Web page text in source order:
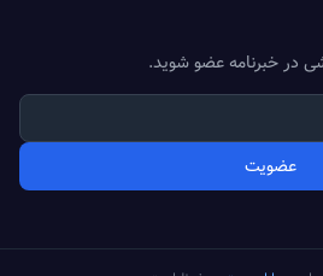
در خبرنامه عضو شوید.
عضویت